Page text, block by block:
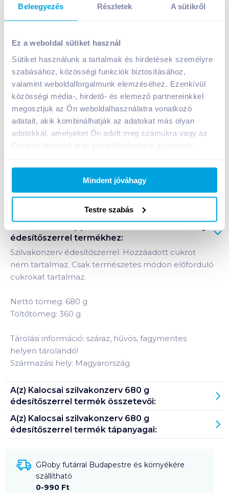
Beleegyezés Részletek A sütikről
Ez a weboldal sütiket használ
Sütiket használunk a tartalmak és hirdetések személyre
szabásához, közösségi funkciók biztosításához,
valamint weboldalforgalmunk elemzéséhez. Ezenkívül
közösségi média-, hirdető- és elemező partnereinkkel
megosztjuk az Ön weboldalhasználatra vonatkozó
adatait, akik kombinálhatják az adatokat más olyan
adatokkal, amelyeket Ön adott meg számukra vagy az
Ön által használt más szolgáltatásokból gyűjtöttek.
Mindent jóváhagy
Testre szabás
999Ft /
Egységár: 2 562Ft /kg
Nettó eladási ár: 787Ft /db(27% áfa)
Kosárba
A termék megszűnt
Bevásárlólistához adom Értesíts, ha olcsóbb!
édesítőszerrel termékhez:
Szilvakonzerv édesítőszerrel. Hozzáadott cukrot
nem tartalmaz. Csak természetes módon előforduló
cukrokat tartalmaz.
Nettó tömeg: 680 g
Töltőtömeg: 360 g
Tárolási információ: száraz, hűvös, fagymentes
helyen tárolandó!
Származási hely: Magyarország
A(z) Kalocsai szilvakonzerv 680 g
édesítőszerrel termék összetevői:
A(z) Kalocsai szilvakonzerv 680 g
édesítőszerrel termék tápanyagai:
GRoby futárral Budapestre és környékére
szállítható
0-990 Ft